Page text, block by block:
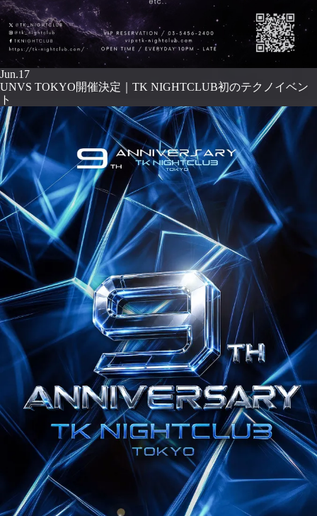
Jun.17
UNVS TOKYO開催決定｜TK NIGHTCLUB初のテクノイベン
ト